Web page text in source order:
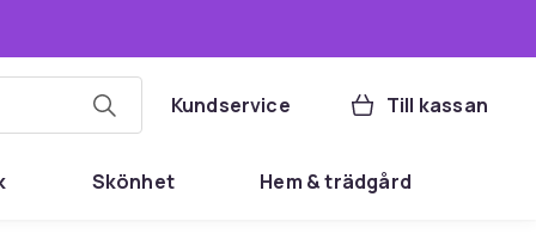
Kundservice Till kassan
Skönhet Hem & trädgård